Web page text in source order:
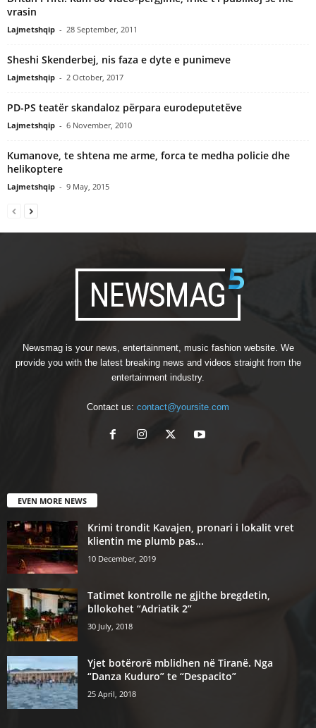
vrasin
Lajmetshqip - 28 September, 2011
Sheshi Skenderbej, nis faza e dyte e punimeve
Lajmetshqip - 2 October, 2017
PD-PS teatër skandaloz përpara eurodeputetëve
Lajmetshqip - 6 November, 2010
Kumanove, te shtena me arme, forca te medha policie dhe
helikoptere
Lajmetshqip - 9 May, 2015
Newsmag is your news, entertainment, music fashion website. We
provide you with the latest breaking news and videos straight from the
entertainment industry.
Contact us: contact@yoursite.com
EVEN MORE NEWS
Krimi trondit Kavajen, pronari i lokalit vret
klientin me plumb pas...
10 December, 2019
Tatimet kontrolle ne gjithe bregdetin,
bllokohet “Adriatik 2”
30 July, 2018
Yjet botërorë mblidhen në Tiranë. Nga
“Danza Kuduro” te “Despacito”
25 April, 2018